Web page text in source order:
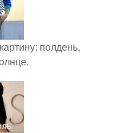
полдень,